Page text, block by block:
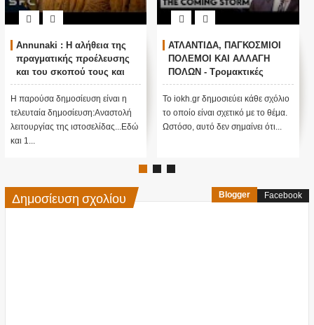
Ο ΟΜΗΡΟΣ ΠΙΣΤΕΥΕΙ ΣΤΟΝ
ΠΟΥΤΙΝ ; ΑΝΕΞΗΓΗΤΗ
ΠΡΟΠΑΓΑΝΔΑ ΥΠΕΡ ΤΟΥ
ΠΟΥΤΙΝ;
ΑΝΕΞΗΓΗΤΗ ΠΡΟΠΑΓΑΝΔΑ
ΥΠΕΡ ΤΟΥ ΠΟΥΤΙΝ; ΕΙΝΑΙ
ΜΕΓΑΛΗ ΠΑΓΙΔΑ; Τι κρύβεται
πίσω από αυτό ....;Κατ' αρχάς...
Τα είπε όλα με μιας ! Τους
άφησε όλους άφωνους
Το iokh.gr δημοσιεύει κάθε σχόλιο
το οποίο είναι σχετικό με το θέμα.
Ωστόσο, αυτό δεν σημαίνει ότι...
Δημοσίευση σχολίου Blogger Facebook